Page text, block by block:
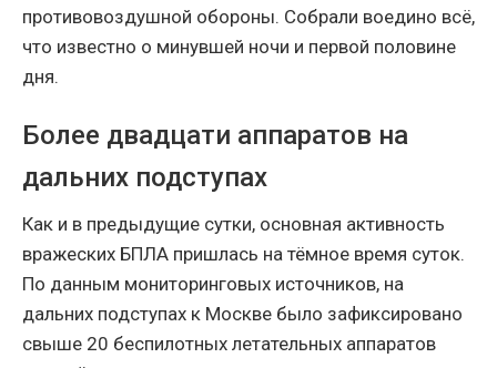
противовоздушной обороны. Собрали воедино всё,
что известно о минувшей ночи и первой половине
дня.
Более двадцати аппаратов на
дальних подступах
Как и в предыдущие сутки, основная активность
вражеских БПЛА пришлась на тёмное время суток.
По данным мониторинговых источников, на
дальних подступах к Москве было зафиксировано
свыше 20 беспилотных летательных аппаратов